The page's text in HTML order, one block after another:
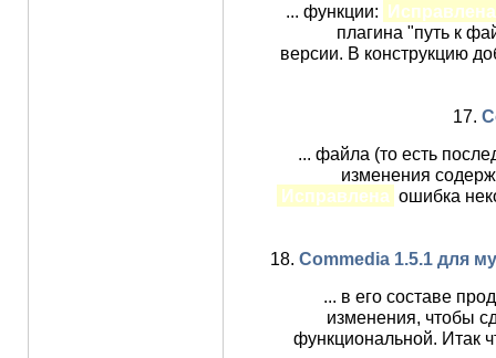
... функции: Исправлена
плагина "путь к
версии. В конструкцию
17.
... файла (то есть
изменения
Исправлена ошибка
18. Commedia 1.5.1 для
... в его составе
изменения, чтобы
функциональной. Итак